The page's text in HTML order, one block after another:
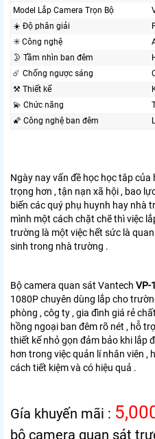
Model Lắp Camera Trọn Bộ
☀️ Độ phân giải
✳️ Công nghệ
🌛 Tầm nhìn ban đêm
☄️ Chống ngược sáng
⚒ Thiết kế
💫 Chức năng
🌠 Công nghệ ban đêm
Ngày nay vấn đề học học tâp của
trọng hơn , tận nạn xã hội , bao
biến các quý phụ huynh hay nhà
mình một cách chặt chẽ thì việc
trường là một việc hết sức là
sinh trong nhà trường .
Bộ camera quan sát Vantech VP-
1080P chuyên dùng lắp cho
phòng , côg ty , gia đình giá rẻ
hồng ngoại ban đêm rõ nét , hỗ
thiết kế nhỏ gọn đảm bảo khi lắp
hơn trong việc quản lí nhân viên ,
cách tiết kiệm và có hiệu quả .
Gía khuyến mãi :
bộ camera quan sát